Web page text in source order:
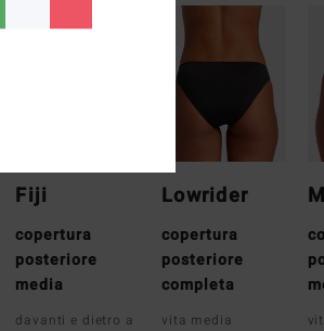
Fiji
copertura
posteriore
media
davanti e dietro a
Lowrider
copertura
posteriore
completa
vita media